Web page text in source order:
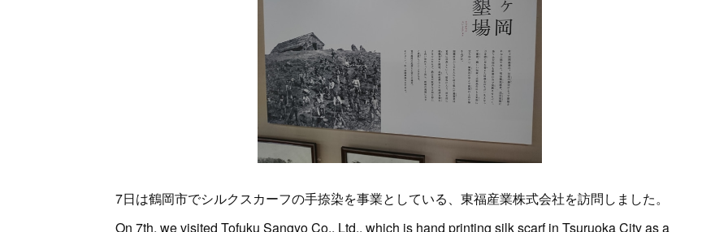
7日は鶴岡市でシルクスカーフの手捺染を事業としている、東福産業株式会社を訪問しました。
On 7th, we visited Tofuku Sangyo Co., Ltd., which is hand printing silk scarf in Tsuruoka City as a